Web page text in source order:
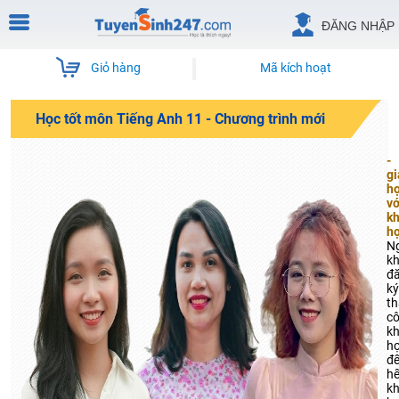
ĐĂNG NHẬP
Giỏ hàng Mã kích hoạt
Học tốt môn Tiếng Anh 11 - Chương trình mới
-
ký